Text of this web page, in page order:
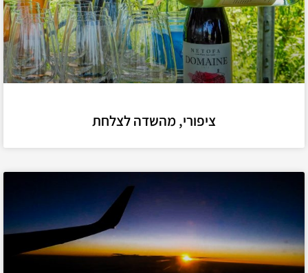
ציפורי, מהשדה לצלחת